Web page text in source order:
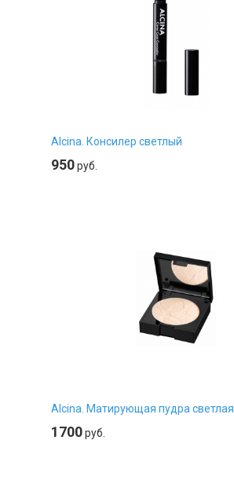
Alcina. Консилер светлый
950руб.
Alcina. Матирующая пудра светлая
1700руб.